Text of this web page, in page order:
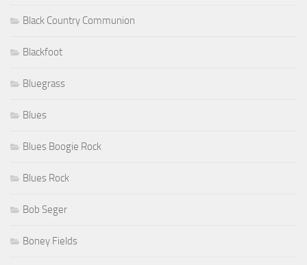
Black Country Communion
Blackfoot
Bluegrass
Blues
Blues Boogie Rock
Blues Rock
Bob Seger
Boney Fields